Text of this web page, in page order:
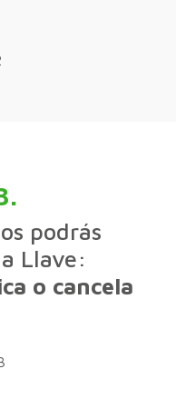
podrás
Llave:
o cancela